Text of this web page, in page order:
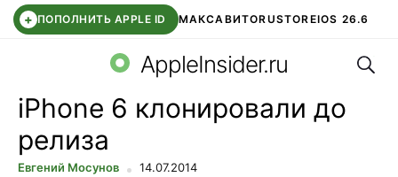
+ ПОПОЛНИТЬ APPLE ID МАКСАВИТОRUSTOREIOS 26.6
СБЕР КИДС ВТБ ОНЛАЙН ЧАТ В ROBLOX
AppleInsider.ru
iPhone 6 клонировали до
релиза
Евгений Мосунов 14.07.2014